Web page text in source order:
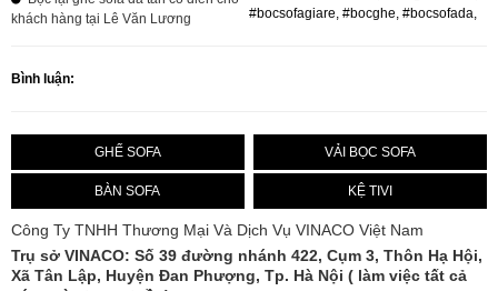
khách hàng tại Lê Văn Lương
#bocsofagiare, #bocghe, #bocsofada,
Bình luận:
GHẾ SOFA VẢI BỌC SOFA
BÀN SOFA KỆ TIVI
Công Ty TNHH Thương Mại Và Dịch Vụ VINACO Việt Nam
Trụ sở VINACO: Số 39 đường nhánh 422, Cụm 3, Thôn Hạ Hội,
Xã Tân Lập, Huyện Đan Phượng, Tp. Hà Nội ( làm việc tất cả